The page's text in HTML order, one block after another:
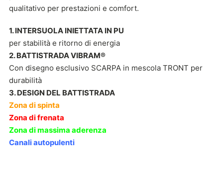
qualitativo per prestazioni e comfort.
1. INTERSUOLA INIETTATA IN PU
per stabilità e ritorno di energia
2. BATTISTRADA VIBRAM®
Con disegno esclusivo SCARPA in mescola TRONT per
durabilità
3. DESIGN DEL BATTISTRADA
Zona di spinta
Zona di frenata
Zona di massima aderenza
Canali autopulenti